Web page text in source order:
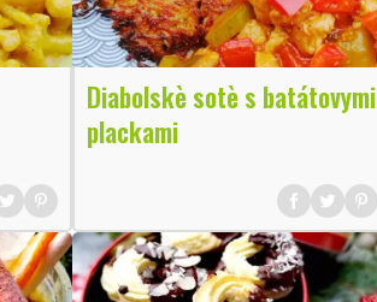
Diabolskè sotè s batátovymi
plackami